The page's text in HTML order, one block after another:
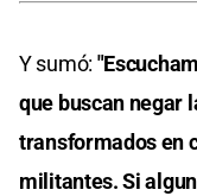
Y sumó:
que buscan negar
transformados en
militantes. Si